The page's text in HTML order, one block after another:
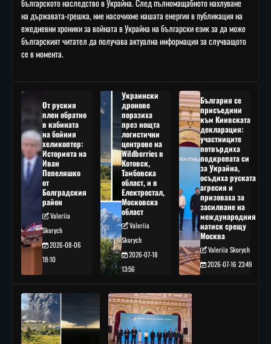
българското наследство в Украйна. След пълномащабното нахлуване
на държавата-грешка, ние насочихме нашата енергия в публикация на
ежедневни хроники за войната в Украйна на български език за да може
българският читател да получава актуална информация за случващото
се в момента.
От руския
плен обратно
в кабината
на бойния
хеликоптер:
Историята на
Иван
Пепеляшко
от
Болградския
район
Valeriia
Skorych
2026-08-06
18:10
Украински
дронове
поразиха
през нощта
логистични
центрове на
Wildberries в
Котовск,
Тамбовска
област, и в
Електростал,
Московска
област
Valeriia
Skorych
2026-07-18
13:56
България се
присъедини
към Киивската
декларация:
участниците
потвърдиха
подкрепата си
за Украйна,
осъдиха руската
агресия и
призоваха за
засилване на
международния
натиск срещу
Москва
Valeriia Skorych
2026-07-16 23:49